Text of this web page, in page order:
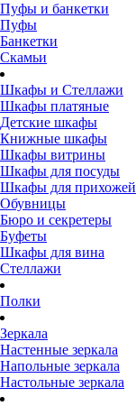
Пуфы и банкетки
Пуфы
Банкетки
Скамьи
Шкафы и Стеллажи
Шкафы платяные
Детские шкафы
Книжные шкафы
Шкафы витрины
Шкафы для посуды
Шкафы для прихожей
Обувницы
Бюро и секретеры
Буфеты
Шкафы для вина
Стеллажи
Полки
Зеркала
Настенные зеркала
Напольные зеркала
Настольные зеркала